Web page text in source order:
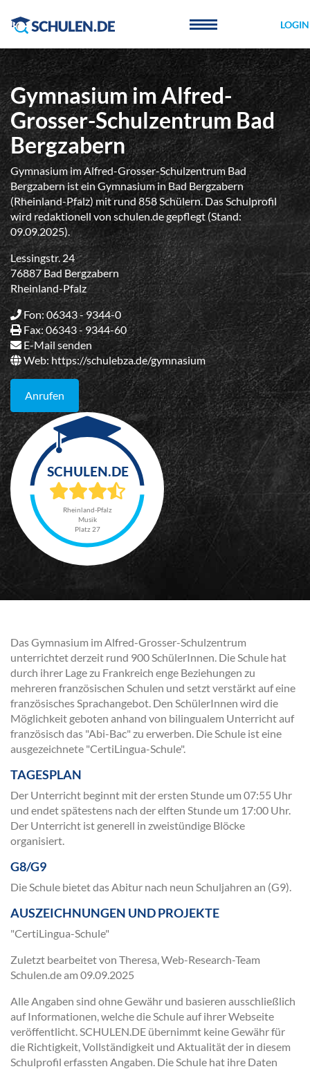
LOGIN
Gymnasium im Alfred-
Grosser-Schulzentrum Bad
Bergzabern
Gymnasium im Alfred-Grosser-Schulzentrum Bad
Bergzabern ist ein Gymnasium in Bad Bergzabern
(Rheinland-Pfalz) mit rund 858 Schülern. Das Schulprofil
wird redaktionell von schulen.de gepflegt (Stand:
09.09.2025).
Lessingstr. 24
76887 Bad Bergzabern
Rheinland-Pfalz
Fon: 06343 - 9344-0
Fax: 06343 - 9344-60
E-Mail senden
Web: https://schulebza.de/gymnasium
Anrufen
Rheinland-Pfalz
Musik
Platz 27
Das Gymnasium im Alfred-Grosser-Schulzentrum
unterrichtet derzeit rund 900 SchülerInnen. Die Schule hat
durch ihrer Lage zu Frankreich enge Beziehungen zu
mehreren französischen Schulen und setzt verstärkt auf eine
französisches Sprachangebot. Den SchülerInnen wird die
Möglichkeit geboten anhand von bilingualem Unterricht auf
französisch das "Abi-Bac" zu erwerben. Die Schule ist eine
ausgezeichnete "CertiLingua-Schule".
TAGESPLAN
Der Unterricht beginnt mit der ersten Stunde um 07:55 Uhr
und endet spätestens nach der elften Stunde um 17:00 Uhr.
Der Unterricht ist generell in zweistündige Blöcke
organisiert.
G8/G9
Die Schule bietet das Abitur nach neun Schuljahren an (G9).
AUSZEICHNUNGEN UND PROJEKTE
"CertiLingua-Schule"
Zuletzt bearbeitet von Theresa, Web-Research-Team
Schulen.de am 09.09.2025
Alle Angaben sind ohne Gewähr und basieren ausschließlich
auf Informationen, welche die Schule auf ihrer Webseite
veröffentlicht. SCHULEN.DE übernimmt keine Gewähr für
die Richtigkeit, Vollständigkeit und Aktualität der in diesem
Schulprofil erfassten Angaben. Die Schule hat ihre Daten